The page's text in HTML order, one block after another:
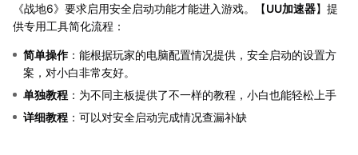
《战地6》要求启用安全启动功能才能进入游戏。【UU加速器】提
供专用工具简化流程：
简单操作：能根据玩家的电脑配置情况提供，安全启动的设置方
案，对小白非常友好。
单独教程 ：为不同主板提供了不一样的教程，小白也能轻松上手
详细教程 ：可以对安全启动完成情况查漏补缺